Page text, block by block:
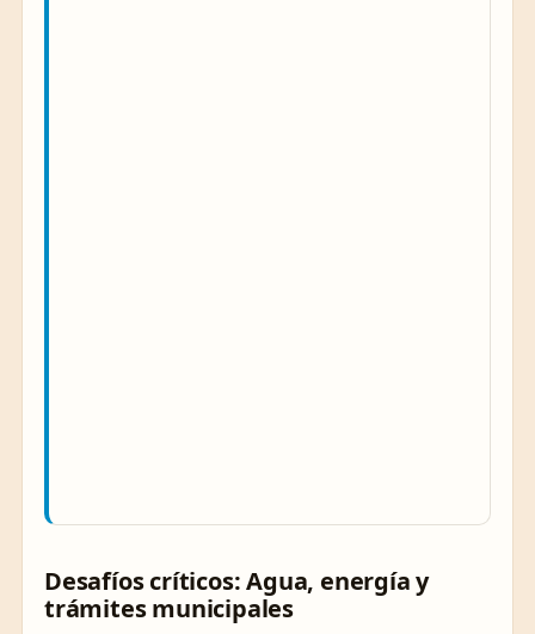
Desafíos críticos: Agua, energía y
trámites municipales